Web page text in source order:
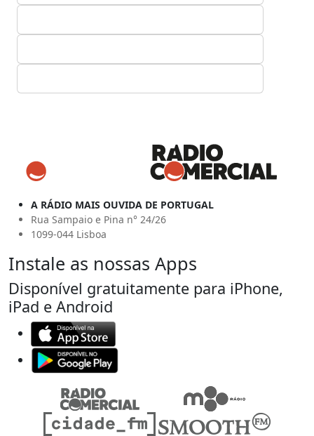
A RÁDIO MAIS OUVIDA DE PORTUGAL
Rua Sampaio e Pina n° 24/26
1099-044 Lisboa
Instale as nossas Apps
Disponível gratuitamente para iPhone,
iPad e Android